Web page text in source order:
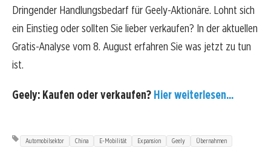
Dringender Handlungsbedarf für Geely-Aktionäre. Lohnt sich
ein Einstieg oder sollten Sie lieber verkaufen? In der aktuellen
Gratis-Analyse vom 8. August erfahren Sie was jetzt zu tun
ist.
Geely: Kaufen oder verkaufen? Hier weiterlesen...
Automobilsektor China E-Mobilität Expansion Geely Übernahmen